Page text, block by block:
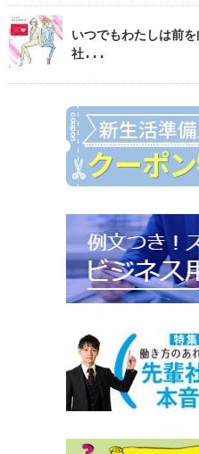
いつでもわたしは前
社...